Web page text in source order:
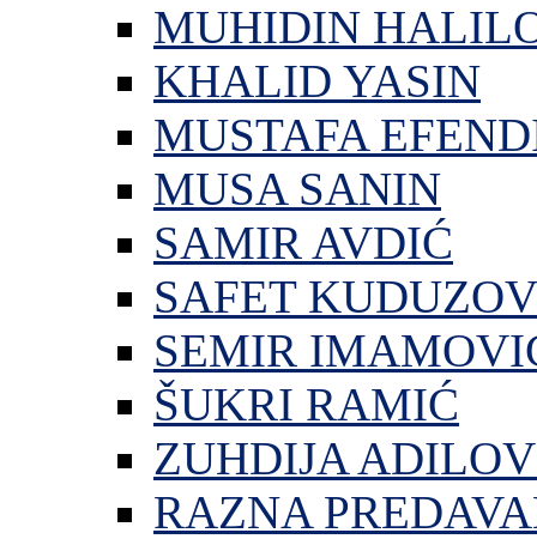
MUHIDIN
KHALID YASIN
MUSTAFA
MUSA SANIN
SAMIR AVDIĆ
SAFET
SEMIR
ŠUKRI RAMIĆ
ZUHDIJA
RAZNA